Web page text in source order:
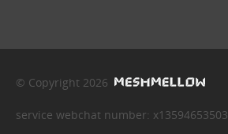
© Copyright 2026
service webchat number: x13594653503